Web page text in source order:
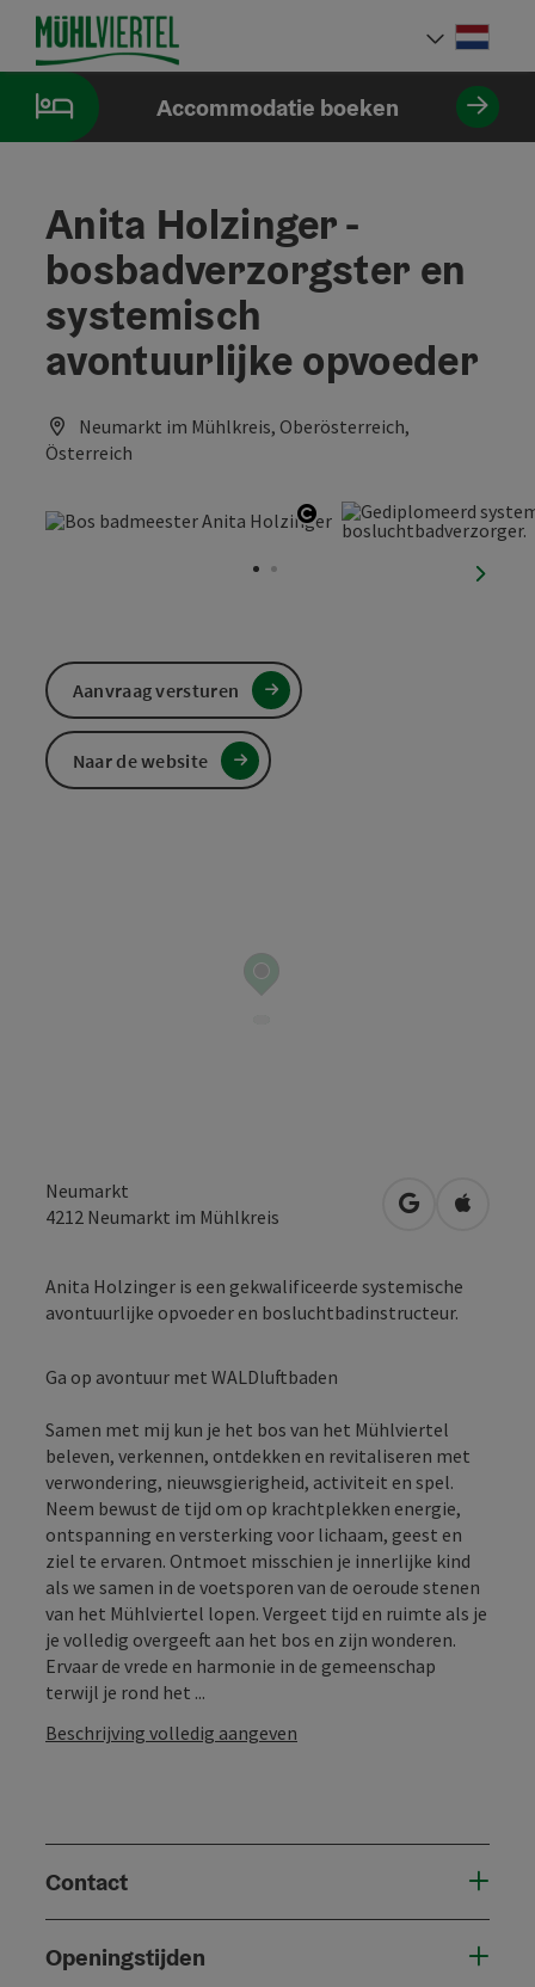
InhoudAccesskey
[0]
NavigatieAccesskey
[1]
PaginabeginAccesskey
[2]
Accommodatie boeken
Anita Holzinger -
bosbadverzorgster en
systemisch
avontuurlijke opvoeder
Neumarkt im Mühlkreis, Oberösterreich,
Österreich
Start Copyright
Neumarkt
4212 Neumarkt im Mühlkreis Openen in
Anita Holzinger is een gekwalificeerde systemische
avontuurlijke opvoeder en bosluchtbadinstructeur.
Ga op avontuur met WALDluftbaden
Samen met mij kun je het bos van het Mühlviertel
beleven, verkennen, ontdekken en revitaliseren met
verwondering, nieuwsgierigheid, activiteit en spel.
Neem bewust de tijd om op krachtplekken energie,
ontspanning en versterking voor lichaam, geest en
ziel te ervaren. Ontmoet misschien je innerlijke kind
als we samen in de voetsporen van de oeroude stenen
van het Mühlviertel lopen. Vergeet tijd en ruimte als je
je volledig overgeeft aan het bos en zijn wonderen.
Ervaar de vrede en harmonie in de gemeenschap
terwijl je rond het ...
Beschrijving volledig aangeven
Contact
Openingstijden
Aanvraag versturen
Naar de website